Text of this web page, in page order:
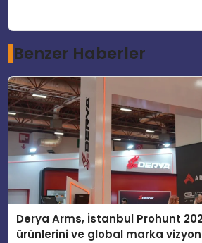
Benzer Haberler
Derya Arms, İstanbul Prohunt
ürünlerini ve global marka